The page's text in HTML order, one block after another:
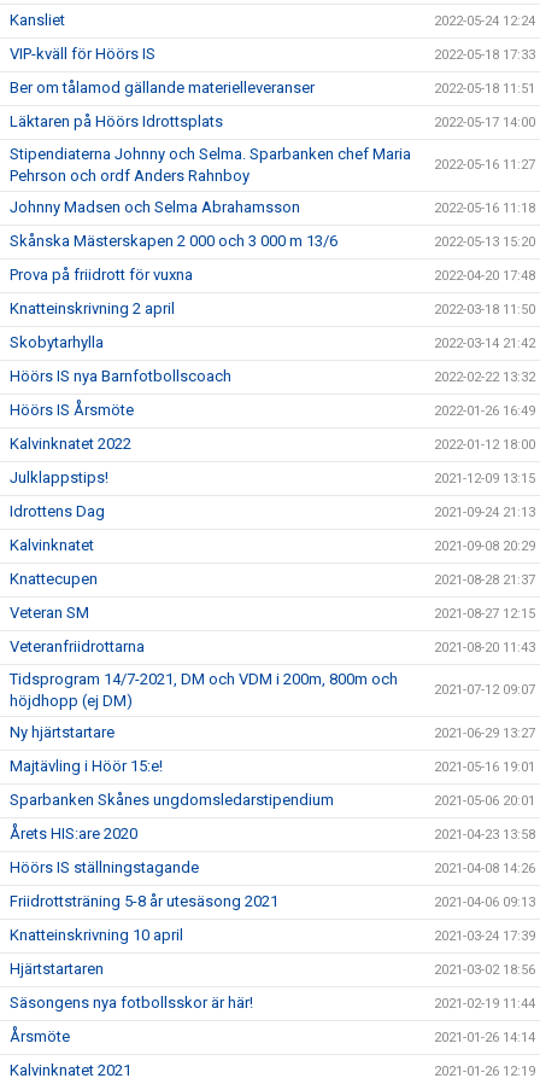
Kansliet 2022-05-24 12:24
VIP-kväll för Höörs IS 2022-05-18 17:33
Ber om tålamod gällande materielleveranser 2022-05-18 11:51
Läktaren på Höörs Idrottsplats 2022-05-17 14:00
Stipendiaterna Johnny och Selma. Sparbanken chef Maria
Pehrson och ordf Anders Rahnboy
2022-05-16 11:27
Johnny Madsen och Selma Abrahamsson 2022-05-16 11:18
Skånska Mästerskapen 2 000 och 3 000 m 13/6 2022-05-13 15:20
Prova på friidrott för vuxna 2022-04-20 17:48
Knatteinskrivning 2 april 2022-03-18 11:50
Skobytarhylla 2022-03-14 21:42
Höörs IS nya Barnfotbollscoach 2022-02-22 13:32
Höörs IS Årsmöte 2022-01-26 16:49
Kalvinknatet 2022 2022-01-12 18:00
Julklappstips! 2021-12-09 13:15
Idrottens Dag 2021-09-24 21:13
Kalvinknatet 2021-09-08 20:29
Knattecupen 2021-08-28 21:37
Veteran SM 2021-08-27 12:15
Veteranfriidrottarna 2021-08-20 11:43
Tidsprogram 14/7-2021, DM och VDM i 200m, 800m och
höjdhopp (ej DM)
2021-07-12 09:07
Ny hjärtstartare 2021-06-29 13:27
Majtävling i Höör 15:e! 2021-05-16 19:01
Sparbanken Skånes ungdomsledarstipendium 2021-05-06 20:01
Årets HIS:are 2020 2021-04-23 13:58
Höörs IS ställningstagande 2021-04-08 14:26
Friidrottsträning 5-8 år utesäsong 2021 2021-04-06 09:13
Knatteinskrivning 10 april 2021-03-24 17:39
Hjärtstartaren 2021-03-02 18:56
Säsongens nya fotbollsskor är här! 2021-02-19 11:44
Årsmöte 2021-01-26 14:14
Kalvinknatet 2021 2021-01-26 12:19